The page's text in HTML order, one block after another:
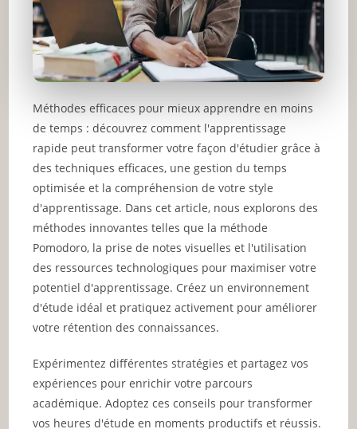
Méthodes efficaces pour mieux apprendre en moins
de temps : découvrez comment l'apprentissage
rapide peut transformer votre façon d'étudier grâce à
des techniques efficaces, une gestion du temps
optimisée et la compréhension de votre style
d'apprentissage. Dans cet article, nous explorons des
méthodes innovantes telles que la méthode
Pomodoro, la prise de notes visuelles et l'utilisation
des ressources technologiques pour maximiser votre
potentiel d'apprentissage. Créez un environnement
d'étude idéal et pratiquez activement pour améliorer
votre rétention des connaissances.
Expérimentez différentes stratégies et partagez vos
expériences pour enrichir votre parcours
académique. Adoptez ces conseils pour transformer
vos heures d'étude en moments productifs et réussis.